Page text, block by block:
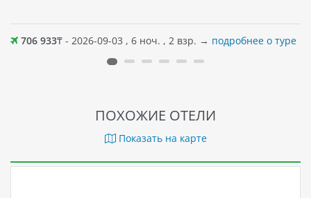
706 933₸ - 2026-09-03 , 6 ноч. , 2 взр. → подробнее о туре
ПОХОЖИЕ ОТЕЛИ
Показать на карте